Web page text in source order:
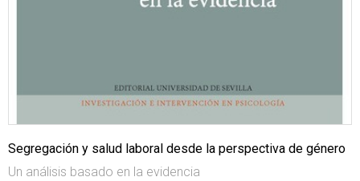
Segregación y salud laboral desde la perspectiva de género
Un análisis basado en la evidencia